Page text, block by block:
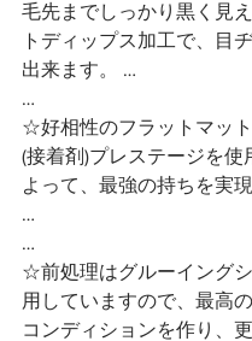
毛先までしっかり黒く見
トディップス加工で、目
出来ます。 …
…
☆好相性のフラットマッ
(接着剤)プレステージを使
よって、最強の持ちを実現
…
…
☆前処理はグルーイング
用していますので、最高
コンディションを作り、